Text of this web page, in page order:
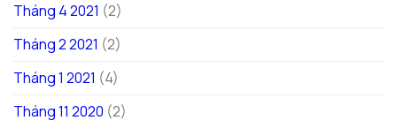
Tháng 4 2021 (2)
Tháng 2 2021 (2)
Tháng 1 2021 (4)
Tháng 11 2020 (2)